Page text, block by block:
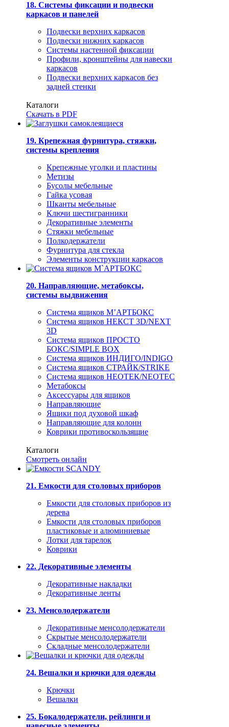
18. Системы фиксации и подвески
каркасов и панелей
Подвески верхних каркасов
Подвески нижних каркасов
Системы настенной фиксации
Профили, кронштейны для навески
каркасов
Подвески верхних каркасов без
задней стенки
Каталоги
Скачать в PDF
19. Крепежная фурнитура, стяжки,
системы крепления
Крепежные уголки и пластины
Метизы
Бусолы мебельные
Гайка усовая
Шканты мебельные
Ключи шестигранники
Декоративные элементы
Стяжки мебельные
Полкодержатели
Фурнитура для стекла
Элементы конструкции каркасов
20. Направляющие, метабоксы,
системы выдвижения
Система ящиков М’АРТБОКС
Система ящиков НЕКСТ 3D/NEXT
3D
Система ящиков ПРОСТО
БОКС/SIMPLE BOX
Система ящиков ИНДИГО/INDIGO
Система ящиков СТРАЙК/STRIKE
Система ящиков НЕОТЕК/NEOTEC
Метабоксы
Аксессуары для ящиков
Направляющие
Ящики под духовой шкаф
Направляющие для колонн
Коврики противоскользящие
Каталоги
Смотреть онлайн
21. Емкости для столовых приборов
Емкости для столовых приборов из
дерева
Емкости для столовых приборов
пластиковые и алюминиевые
Лотки для тарелок
Коврики
22. Декоративные элементы
Декоративные накладки
Декоративные ленты
23. Менсолодержатели
Декоративные менсолодержатели
Скрытые менсолодержатели
Складные менсолодержатели
24. Вешалки и крючки для одежды
Крючки
Вешалки
25. Бокалодержатели, рейлинги и